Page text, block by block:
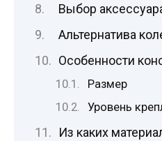
Выбор
Альтернатива
Особенности
Размер
Уровень
Из каких